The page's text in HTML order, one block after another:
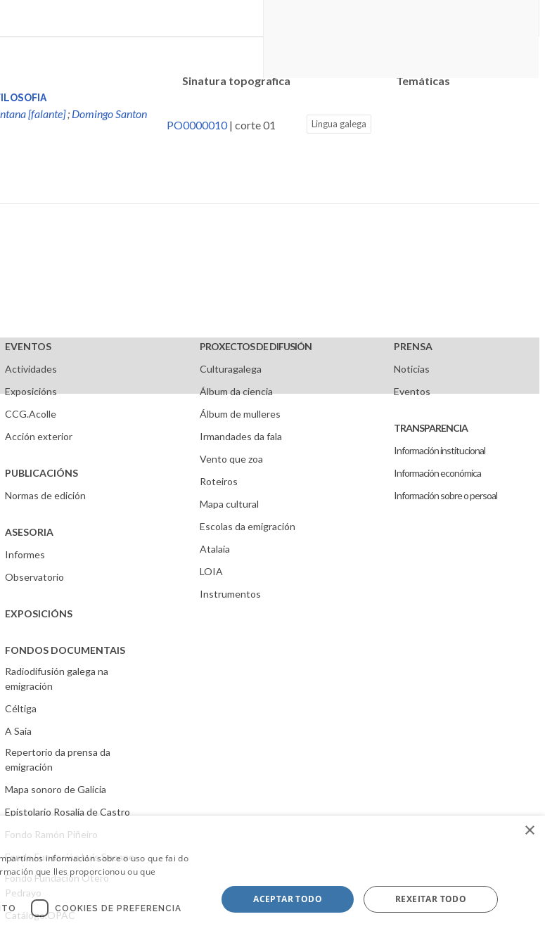
Sinatura topografica Temáticas
[falante]; Domingo Santon
PO0000010| corte 01 Lingua galega
EVENTOS
Actividades
Exposicións
CCG.Acolle
Acción exterior
PUBLICACIÓNS
Normas de edición
ASESORIA
Informes
Observatorio
EXPOSICIÓNS
FONDOS DOCUMENTAIS
Radiodifusión galega na
emigración
Céltiga
A Saia
Repertorio da prensa da
emigración
Mapa sonoro de Galicia
Epistolario Rosalía de Castro
Fondo Ramón Piñeiro
Fondo Fundación Luís Seoane
Fondo Fundación Otero
Pedrayo
Catálogo.OPAC
PROXECTOS DE DIFUSIÓN
Culturagalega
Álbum da ciencia
Álbum de mulleres
Irmandades da fala
Vento que zoa
Roteiros
Mapa cultural
Escolas da emigración
Atalaia
LOIA
Instrumentos
PRENSA
Noticias
Eventos
TRANSPARENCIA
Información institucional
Información económica
Información sobre o persoal
×
información sobre o uso que fai do
que lles proporcionou ou que
COOKIES DE PREFERENCIA
ACEPTAR TODO REXEITAR TODO